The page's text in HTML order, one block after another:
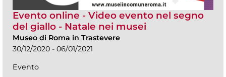
Evento online - Video evento nel segno
del giallo - Natale nei musei
Museo di Roma in Trastevere
30/12/2020 - 06/01/2021
Evento